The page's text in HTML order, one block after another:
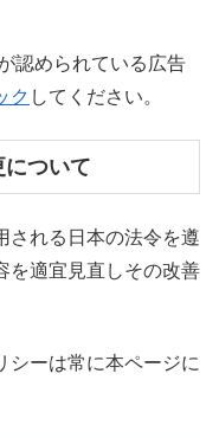
認められている広告
ク してください。
ついて
される日本の法令を遵
を適宜見直しその改善
シーは常に本ページに